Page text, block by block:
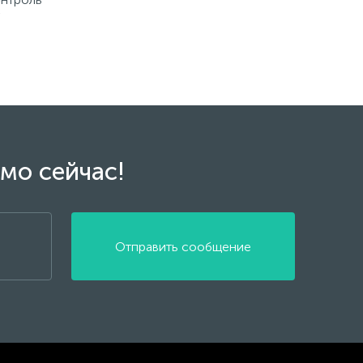
сейчас!
Отправить сообщение